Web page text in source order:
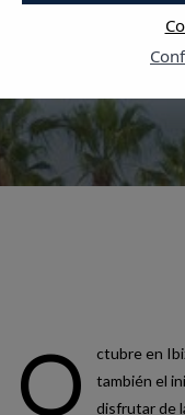
O
ctubre en
también el
disfrutar de